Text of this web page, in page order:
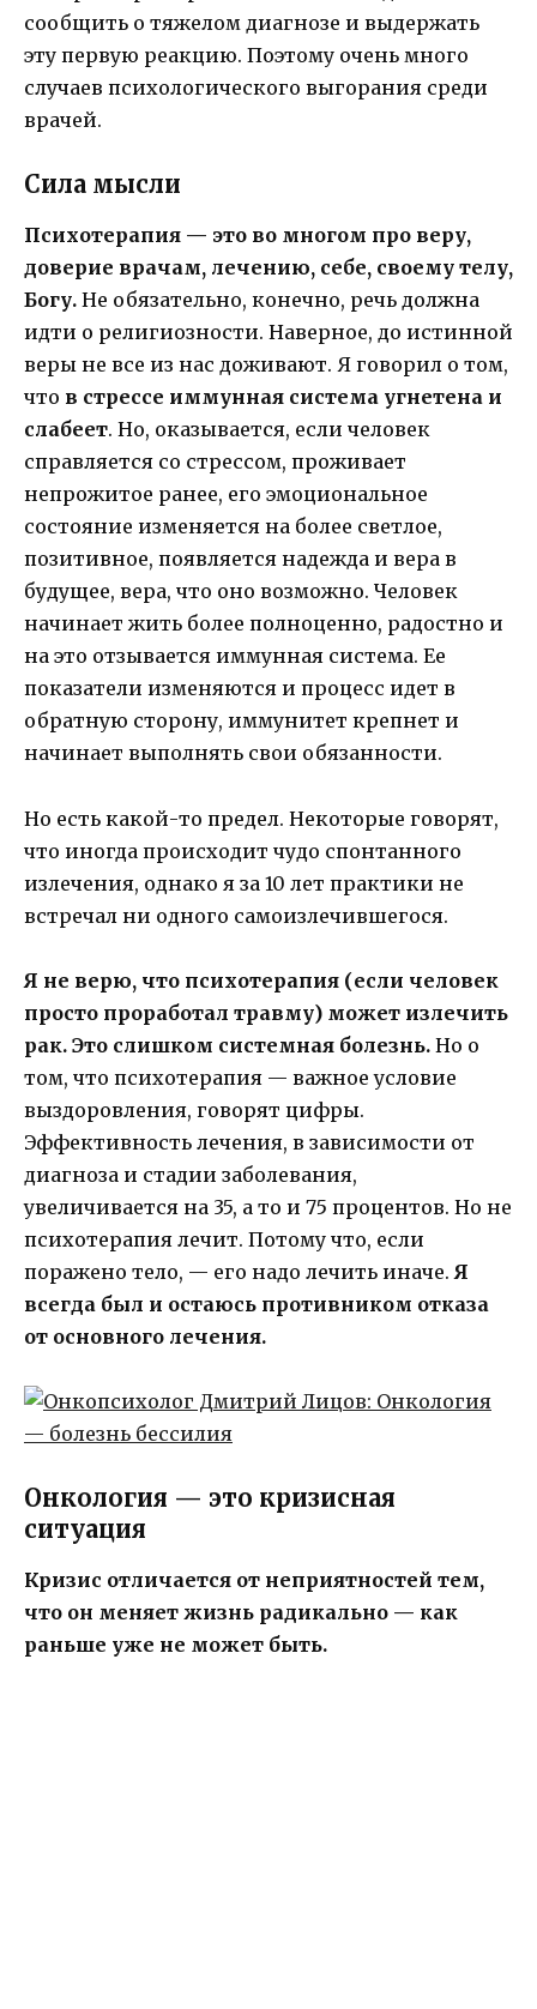
сообщить о тяжелом диагнозе и выдержать
эту первую реакцию. Поэтому очень много
случаев психологического выгорания среди
врачей.
Сила мысли
Психотерапия — это во многом про веру,
доверие врачам, лечению, себе, своему телу,
Богу. Не обязательно, конечно, речь должна
идти о религиозности. Наверное, до истинной
веры не все из нас доживают. Я говорил о том,
что в стрессе иммунная система угнетена и
слабеет. Но, оказывается, если человек
справляется со стрессом, проживает
непрожитое ранее, его эмоциональное
состояние изменяется на более светлое,
позитивное, появляется надежда и вера в
будущее, вера, что оно возможно. Человек
начинает жить более полноценно, радостно и
на это отзывается иммунная система. Ее
показатели изменяются и процесс идет в
обратную сторону, иммунитет крепнет и
начинает выполнять свои обязанности.
Но есть какой-то предел. Некоторые говорят,
что иногда происходит чудо спонтанного
излечения, однако я за 10 лет практики не
встречал ни одного самоизлечившегося.
Я не верю, что психотерапия (если человек
просто проработал травму) может излечить
рак. Это слишком системная болезнь. Но о
том, что психотерапия — важное условие
выздоровления, говорят цифры.
Эффективность лечения, в зависимости от
диагноза и стадии заболевания,
увеличивается на 35, а то и 75 процентов. Но не
психотерапия лечит. Потому что, если
поражено тело, — его надо лечить иначе. Я
всегда был и остаюсь противником отказа
от основного лечения.
Онкология — это кризисная
ситуация
Кризис отличается от неприятностей тем,
что он меняет жизнь радикально — как
раньше уже не может быть.